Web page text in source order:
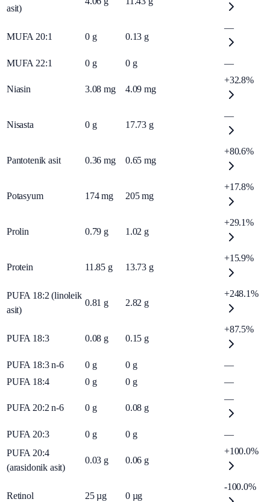
asit)
MUFA 20:1 0 g 0.13 g
—
MUFA 22:1 0 g 0 g —
Niasin 3.08 mg 4.09 mg
+32.8%
Nisasta 0 g 17.73 g
—
Pantotenik asit 0.36 mg 0.65 mg
+80.6%
Potasyum 174 mg 205 mg
+17.8%
Prolin 0.79 g 1.02 g
+29.1%
Protein 11.85 g 13.73 g
+15.9%
PUFA 18:2 (linoleik
asit)
0.81 g 2.82 g
+248.1%
PUFA 18:3 0.08 g 0.15 g
+87.5%
PUFA 18:3 n-6 0 g 0 g
—
PUFA 18:4
0 g 0 g —
PUFA 20:2 n-6 0 g 0.08 g
—
PUFA 20:3 0 g 0 g
—
PUFA 20:4
(arasidonik asit)
0.03 g 0.06 g
+100.0%
Retinol 25 µg 0 µg
-100.0%